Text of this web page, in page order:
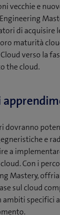
vecchie e
di acquisire
maturità
verso la
the cloud.
dovranno
e
a
Con i
Mastery,
sul cloud
specifici